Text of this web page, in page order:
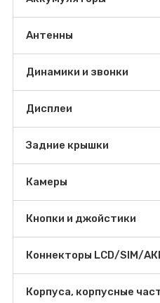
Антенны
Динамики и звонки
Дисплеи
Задние крышки
Камеры
Кнопки и джойстики
Коннекторы LCD/SIM/
Корпуса, корпусные